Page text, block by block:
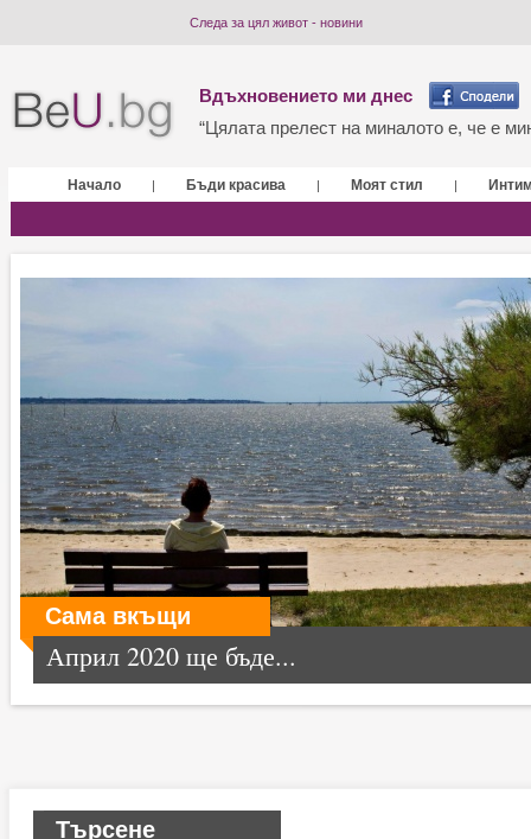
Следа за цял живот - новини
Вдъхновението ми днес
“Цялата прелест на миналото е, че е
Начало | Бъди красива | Моят стил |
Сама вкъщи
Април 2020 ще бъде...
Търсене